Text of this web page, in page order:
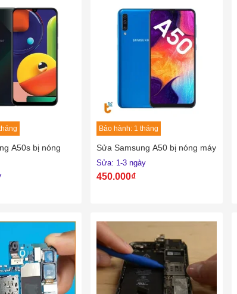
A50s bị nóng
Bảo hành: 1 tháng
Sửa Samsung A50 bị nóng máy
Sửa: 1-3 ngày
450.000₫